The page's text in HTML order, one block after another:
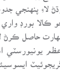
لاءِ پنهنجي
ڪالا بورڊ
حاصل ڪرڻ